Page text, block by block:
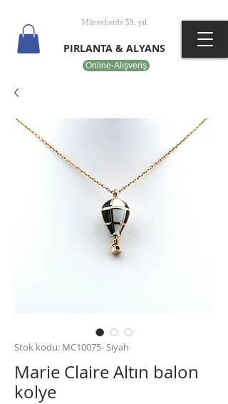
Online-Alışveriş
Mücevherde 59. yıl
PIRLANTA & ALYANS
Stok kodu: MC10075- Siyah
Marie Claire Altın balon
kolye